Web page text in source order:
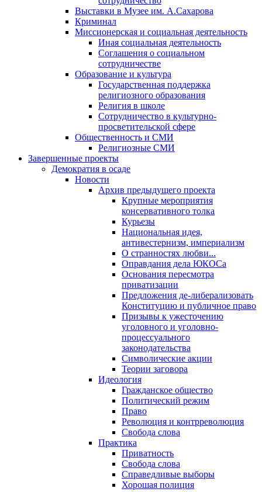
Выставки в Музее им. А.Сахарова
Криминал
Миссионерская и социальная деятельность
Иная социальная деятельность
Соглашения о социальном
сотрудничестве
Образование и культура
Государственная поддержка
религиозного образования
Религия в школе
Сотрудничество в культурно-
просветительской сфере
Общественность и СМИ
Религиозные СМИ
Завершенные проекты
Демократия в осаде
Новости
Архив предыдущего проекта
Крупные мероприятия
консервативного толка
Курьезы
Национальная идея,
антивестернизм, империализм
О странностях любви...
Оправдания дела ЮКОСа
Основания пересмотра
приватизации
Предложения де-либерализовать
Конституцию и публичное право
Призывы к ужесточению
уголовного и уголовно-
процессуального
законодательства
Символические акции
Теории заговора
Идеология
Гражданское общество
Политический режим
Право
Революция и контрреволюция
Свобода слова
Практика
Приватность
Свобода слова
Справедливые выборы
Хорошая полиция